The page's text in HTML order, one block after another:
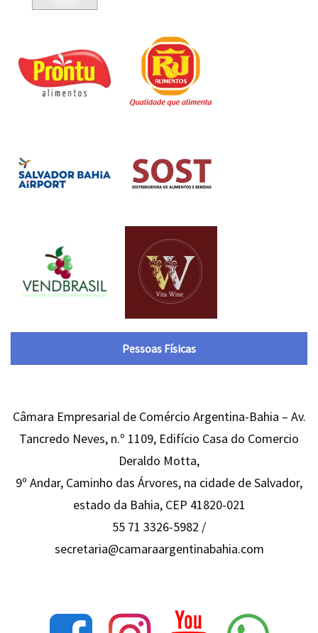
Pessoas Físicas
Câmara Empresarial de Comércio Argentina-Bahia – Av.
Tancredo Neves, n.º 1109, Edifício Casa do Comercio
Deraldo Motta,
9º Andar, Caminho das Árvores, na cidade de Salvador,
estado da Bahia, CEP 41820-021
55 71 3326-5982 /
secretaria@camaraargentinabahia.com